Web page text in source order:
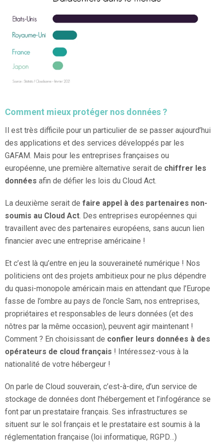
Comment mieux protéger nos données ?
Il est très difficile pour un particulier de se passer aujourd’hui
des applications et des services développés par les
GAFAM. Mais pour les entreprises françaises ou
européenne, une première alternative serait de chiffrer les
données afin de défier les lois du Cloud Act.
La deuxième serait de faire appel à des partenaires non-
soumis au Cloud Act. Des entreprises européennes qui
travaillent avec des partenaires européens, sans aucun lien
financier avec une entreprise américaine !
Et c’est là qu’entre en jeu la souveraineté numérique ! Nos
politiciens ont des projets ambitieux pour ne plus dépendre
du quasi-monopole américain mais en attendant que l’Europe
fasse de l’ombre au pays de l’oncle Sam, nos entreprises,
propriétaires et responsables de leurs données (et des
nôtres par la même occasion), peuvent agir maintenant !
Comment ? En choisissant de confier leurs données à des
opérateurs de cloud français ! Intéressez-vous à la
nationalité de votre hébergeur !
On parle de Cloud souverain, c’est-à-dire, d’un service de
stockage de données dont l’hébergement et l’infogérance se
font par un prestataire français. Ses infrastructures se
situent sur le sol français et le prestataire est soumis à la
réglementation française (loi informatique, RGPD…)